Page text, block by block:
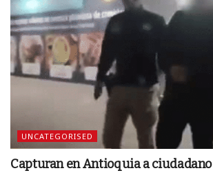
UNCATEGORISED
Capturan en Antioquia a